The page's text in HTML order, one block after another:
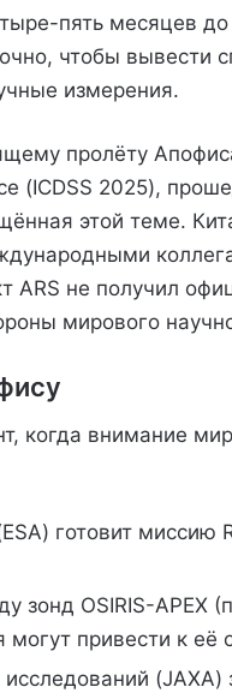
пять месяцев
чтобы вывести
измерения.
пролёту
(ICDSS 2025),
этой теме.
ARS не получил
мирового
когда внимание
готовит
зонд OSIRIS-APEX
привести к её
(JAXA)